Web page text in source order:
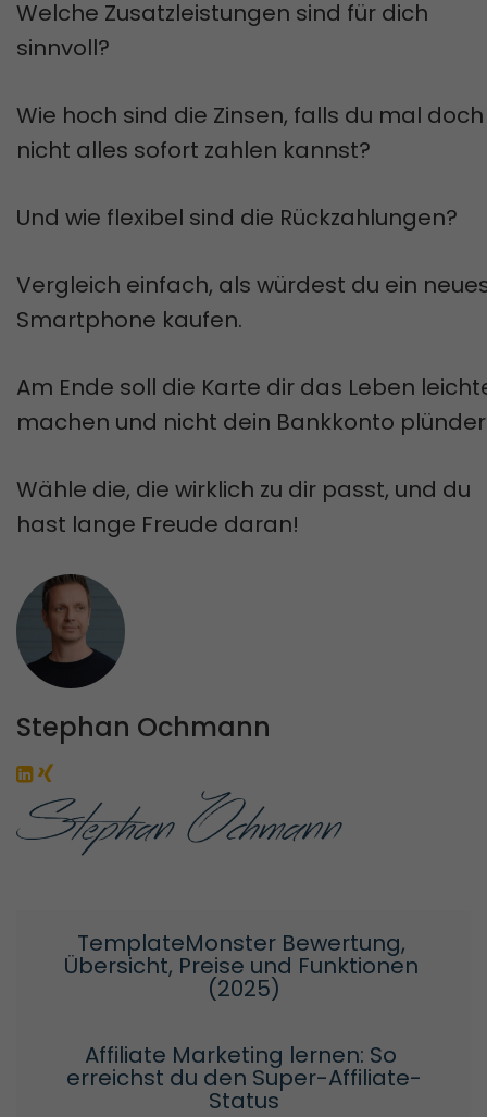
Welche Zusatzleistungen sind für dich
sinnvoll?
Wie hoch sind die Zinsen, falls du mal doch
nicht alles sofort zahlen kannst?
Und wie flexibel sind die Rückzahlungen?
Vergleich einfach, als würdest du ein
Smartphone kaufen.
Am Ende soll die Karte dir das Leben
machen und nicht dein Bankkonto
Wähle die, die wirklich zu dir passt, und du
hast lange Freude daran!
Stephan Ochmann
TemplateMonster Bewertung,
Übersicht, Preise und Funktionen
(2025)
Affiliate Marketing lernen: So
erreichst du den Super-Affiliate-
Status